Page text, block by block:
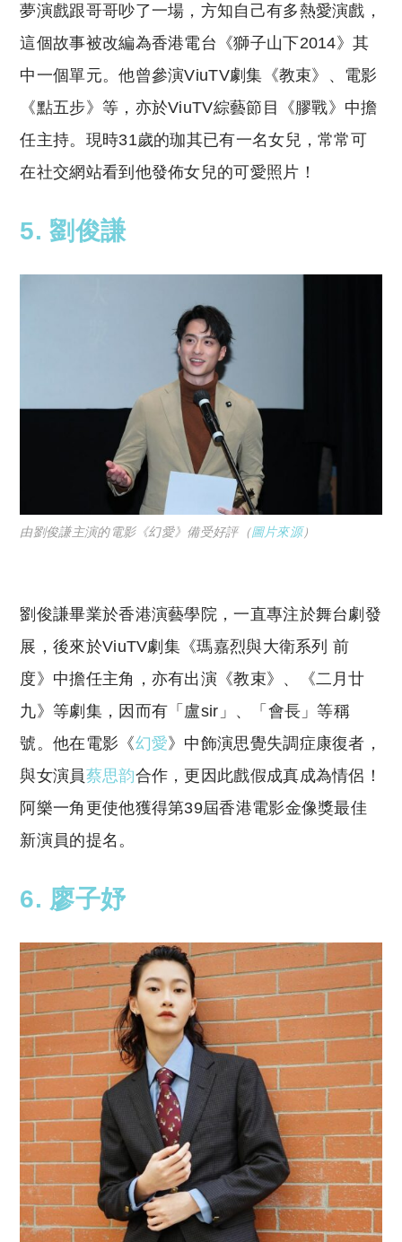
夢演戲跟哥哥吵了一場，方知自己有多熱愛演戲，
這個故事被改編為香港電台《獅子山下2014》其
中一個單元。他曾參演ViuTV劇集《教束》、電影
《點五步》等，亦於ViuTV綜藝節目《膠戰》中擔
任主持。現時31歲的珈其已有一名女兒，常常可
在社交網站看到他發佈女兒的可愛照片！
5. 劉俊謙
由劉俊謙主演的電影《幻愛》備受好評（圖片來源）
劉俊謙畢業於香港演藝學院，一直專注於舞台劇發
展，後來於ViuTV劇集《瑪嘉烈與大衛系列 前
度》中擔任主角，亦有出演《教束》、《二月廿
九》等劇集，因而有「盧sir」、「會長」等稱
號。他在電影《幻愛》中飾演思覺失調症康復者，
與女演員蔡思韵合作，更因此戲假成真成為情侶！
阿樂一角更使他獲得第39屆香港電影金像獎最佳
新演員的提名。
6. 廖子妤